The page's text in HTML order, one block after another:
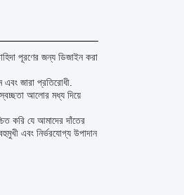
পূরণের জন্য ডিজাইন করা
জারা প্রতিরোধী.
স্বচ্ছতা আলোর মধ্য দিয়ে
করি যে আমাদের দাঁতের
এবং নির্ভরযোগ্য উপাদান